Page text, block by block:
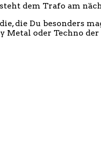
dem Trafo am
die Du besonders
Metal oder Techno der